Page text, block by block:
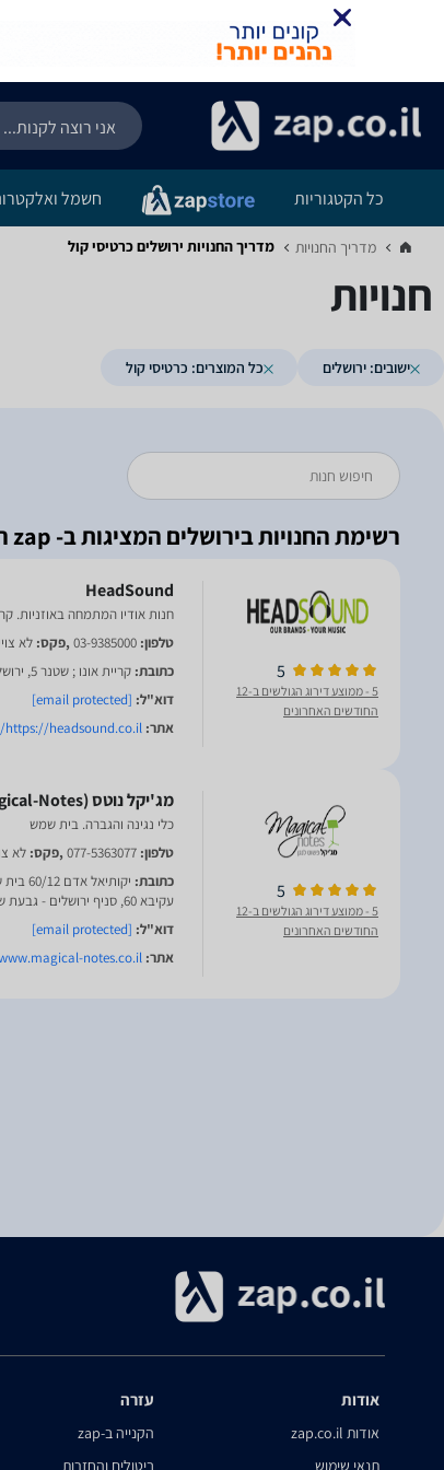
כל הקטגוריות חשמל
מדריך החנויות‏ מדריך החנויות ‏ירושלים ‏כרטיסי קול
חנויות
ישובים: ירושלים כל המוצרים: כרטיסי קול
רשימת החנויות בירושלים המציגות ב- zap השוואת מחירים
5
5
- ממוצע דירוג הגולשים ב-12
החודשים האחרונים
HeadSound
חנות אודיו המתמחה באוזניות.
טלפון: 03-9385000,פקס: לא
כתובת: קריית אונו ; שטנר 5, ירושלים
דוא"ל: [email protected]
אתר: https://headsound.co.il/
5
5
- ממוצע דירוג הגולשים ב-12
החודשים האחרונים
כלי נגינה והגברה. בית שמש
טלפון: 077-5363077,פקס: לא
כתובת:
עקיבא 60, סניף ירושלים - גבעת שאול, בית שערים 4
דוא"ל: [email protected]
אתר: notes.co.il/
אודות
אודות zap.co.il
תנאי שימוש
עזרה
הקנייה ב-zap
ביטולים והחזרות